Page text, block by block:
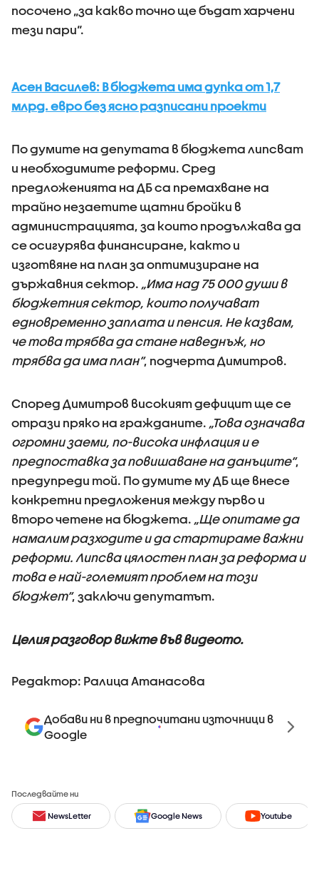
посочено „за какво точно ще бъдат харчени
тези пари“.
Асен Василев: В бюджета има дупка от 1,7
млрд. евро без ясно разписани проекти
По думите на депутата в бюджета липсват
и необходимите реформи. Сред
предложенията на ДБ са премахване на
трайно незаетите щатни бройки в
администрацията, за които продължава да
се осигурява финансиране, както и
изготвяне на план за оптимизиране на
държавния сектор. „Има над 75 000 души в
бюджетния сектор, които получават
едновременно заплата и пенсия. Не казвам,
че това трябва да стане наведнъж, но
трябва да има план“, подчерта Димитров.
Според Димитров високият дефицит ще се
отрази пряко на гражданите. „Това означава
огромни заеми, по-висока инфлация и е
предпоставка за повишаване на данъците“,
предупреди той. По думите му ДБ ще внесе
конкретни предложения между първо и
второ четене на бюджета. „Ще опитаме да
намалим разходите и да стартираме важни
реформи. Липсва цялостен план за реформа и
това е най-големият проблем на този
бюджет“, заключи депутатът.
Целия разговор вижте във видеото.
Редактор: Ралица Атанасова
Добави ни в предпочитани източници в
Google
Последвайте ни
NewsLetter Google News Youtube